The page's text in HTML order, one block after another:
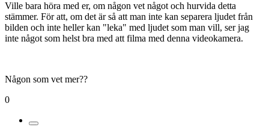
Ville bara höra med er, om någon vet något och hurvida detta
stämmer. För att, om det är så att man inte kan separera ljudet från
bilden och inte heller kan "leka" med ljudet som man vill, ser jag
inte något som helst bra med att filma med denna videokamera.
Någon som vet mer??
0